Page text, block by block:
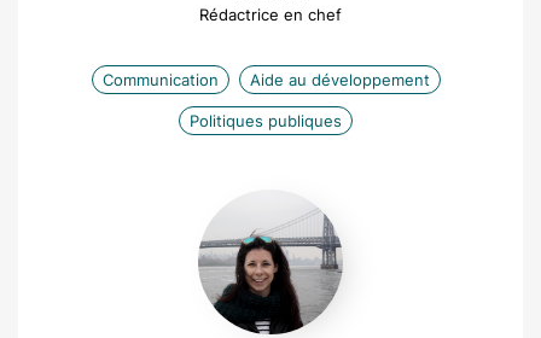
Rédactrice en chef
Communication Aide au développement
Politiques publiques
Klara
Soukup